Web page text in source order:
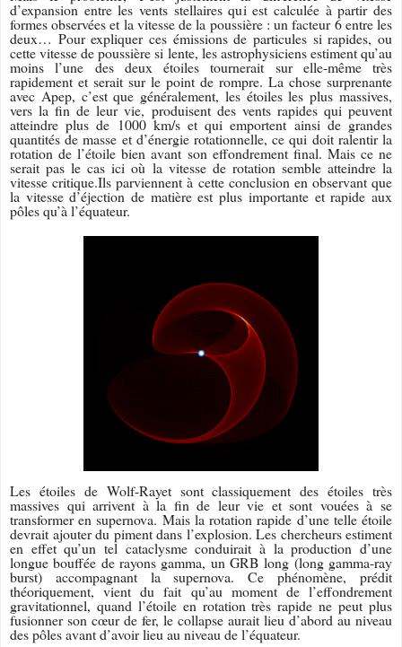
d’expansion entre les vents stellaires qui est calculée à partir des
formes observées et la vitesse de la poussière : un facteur 6 entre les
deux… Pour expliquer ces émissions de particules si rapides, ou
cette vitesse de poussière si lente, les astrophysiciens estiment qu’au
moins l’une des deux étoiles tournerait sur elle-même très
rapidement et serait sur le point de rompre. La chose surprenante
avec Apep, c’est que généralement, les étoiles les plus massives,
vers la fin de leur vie, produisent des vents rapides qui peuvent
atteindre plus de 1000 km/s et qui emportent ainsi de grandes
quantités de masse et d’énergie rotationnelle, ce qui doit ralentir la
rotation de l’étoile bien avant son effondrement final. Mais ce ne
serait pas le cas ici où la vitesse de rotation semble atteindre la
vitesse critique.Ils parviennent à cette conclusion en observant que
la vitesse d’éjection de matière est plus importante et rapide aux
pôles qu’à l’équateur.
Les étoiles de Wolf-Rayet sont classiquement des étoiles très
massives qui arrivent à la fin de leur vie et sont vouées à se
transformer en supernova. Mais la rotation rapide d’une telle étoile
devrait ajouter du piment dans l’explosion. Les chercheurs estiment
en effet qu’un tel cataclysme conduirait à la production d’une
longue bouffée de rayons gamma, un GRB long (long gamma-ray
burst) accompagnant la supernova. Ce phénomène, prédit
théoriquement, vient du fait qu’au moment de l’effondrement
gravitationnel, quand l’étoile en rotation très rapide ne peut plus
fusionner son cœur de fer, le collapse aurait lieu d’abord au niveau
des pôles avant d’avoir lieu au niveau de l’équateur.